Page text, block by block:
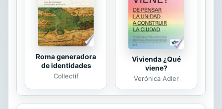
Roma generadora
de identidades
Collectif
Vivienda ¿Qué
viene?
Verónica Adler